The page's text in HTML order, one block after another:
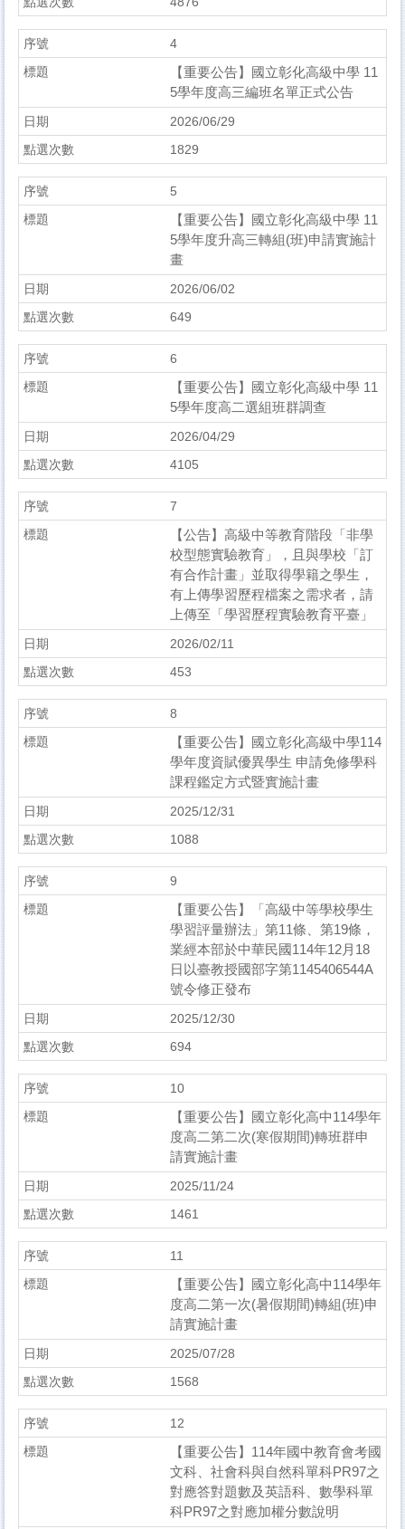
4
【重要公告】國立彰化高級中學 11
5學年度高三編班名單正式公告
2026/06/29
1829
5
【重要公告】國立彰化高級中學 11
5學年度升高三轉組(班)申請實施計
畫
2026/06/02
649
6
【重要公告】國立彰化高級中學 11
5學年度高二選組班群調查
2026/04/29
4105
7
【公告】高級中等教育階段「非學
校型態實驗教育」，且與學校「訂
有合作計畫」並取得學籍之學生，
有上傳學習歷程檔案之需求者，請
上傳至「學習歷程實驗教育平臺」
2026/02/11
453
8
【重要公告】國立彰化高級中學114
學年度資賦優異學生 申請免修學科
課程鑑定方式暨實施計畫
2025/12/31
1088
9
【重要公告】「高級中等學校學生
學習評量辦法」第11條、第19條，
業經本部於中華民國114年12月18
日以臺教授國部字第1145406544A
號令修正發布
2025/12/30
694
10
【重要公告】國立彰化高中114學年
度高二第二次(寒假期間)轉班群申
請實施計畫
2025/11/24
1461
11
【重要公告】國立彰化高中114學年
度高二第一次(暑假期間)轉組(班)申
請實施計畫
2025/07/28
1568
12
【重要公告】114年國中教育會考國
文科、社會科與自然科單科PR97之
對應答對題數及英語科、數學科單
科PR97之對應加權分數說明